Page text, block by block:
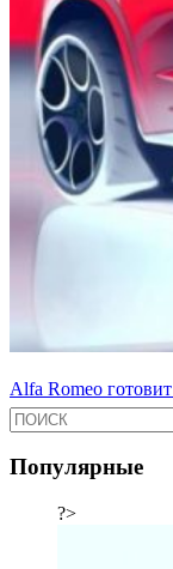
Alfa Romeo
Популярные
?>